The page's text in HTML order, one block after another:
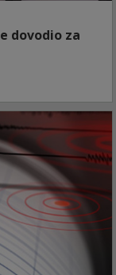
dovodio za